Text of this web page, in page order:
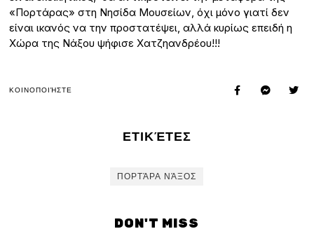
«Πορτάρας» στη Νησίδα Μουσείων, όχι μόνο γιατί δεν
είναι ικανός να την προστατέψει, αλλά κυρίως επειδή η
Χώρα της Νάξου ψήφισε Χατζηανδρέου!!!
ΚΟΙΝΟΠΟΙΉΣΤΕ
ΕΤΙΚΈΤΕΣ
ΠΟΡΤΆΡΑ ΝΆΞΟΣ
DON'T MISS